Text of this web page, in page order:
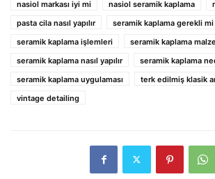
nasiol markası iyi mi
nasiol seramik kaplama
pasta cila nasıl yapılır
seramik kaplama gerekli mi
seramik kaplama işlemleri
seramik kaplama
seramik kaplama nasıl yapılır
seramik kaplama
seramik kaplama uygulaması
terk edilmiş klasik
vintage detailing